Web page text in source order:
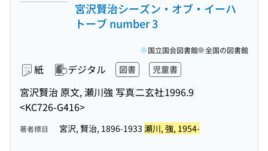
宮沢賢治シーズン・オブ・イーハ
トーブ number 3
紙 デジタル 図書 児童書
宮沢賢治 原文, 瀬川強 写真二玄社1996.9
<KC726-G416>
国立国会図書館 全国の図書館
著者標目 宮沢, 賢治, 1896-1933 瀬川, 強, 1954-